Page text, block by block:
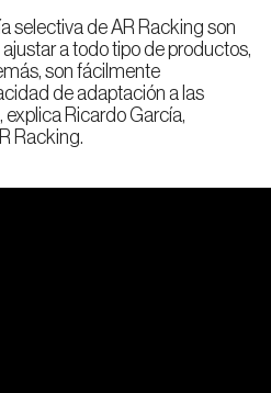
selectiva de AR Racking son
a todo tipo de productos,
son fácilmente
de adaptación a las
Ricardo García,
Racking.